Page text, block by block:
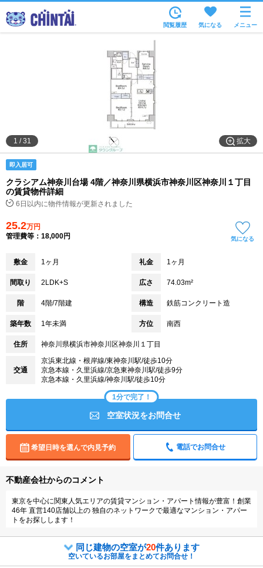
住所から
家賃相場から
通勤通学時間から
物件特集から
閲覧履歴 気になる メニュー
拡大
1 /31
即入居可
クラシアム神奈川台場 4階／神奈川県横浜市神奈川区神奈川１丁目
の賃貸物件詳細
6日以内に物件情報が更新されました
25.2万円
管理費等：18,000円
気になる
敷金 1ヶ月 礼金 1ヶ月
間取り 2LDK+S 広さ 74.03m²
階 4階/7階建 構造 鉄筋コンクリート造
築年数 1年未満 方位 南西
住所 神奈川県横浜市神奈川区神奈川１丁目
交通
京浜東北線・根岸線/東神奈川駅/徒歩10分
京急本線・久里浜線/京急東神奈川駅/徒歩9分
京急本線・久里浜線/神奈川駅/徒歩10分
1分で完了！
空室状況をお問合せ
希望日時を選んで内見予約 電話でお問合せ
不動産会社からのコメント
東京を中心に関東人気エリアの賃貸マンション・アパート情報が豊富！創業
46年 直営140店舗以上の 独自のネットワークで最適なマンション・アパー
トをお探しします！
同じ建物の空室が20件あります
空いているお部屋をまとめてお問合せ！